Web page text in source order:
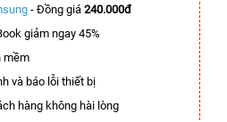
- Đồng giá 240.000đ
giảm ngay 45%
mềm
và báo lỗi thiết bị
hàng không hài lòng